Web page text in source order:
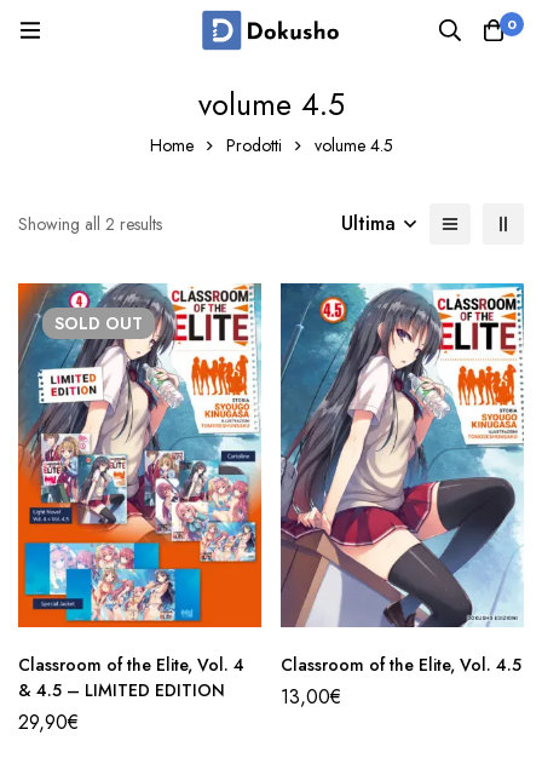
0
volume 4.5
Home Prodotti volume 4.5
Showing all 2 results Ultima
SOLD OUT
Classroom of the Elite, Vol. 4
& 4.5 – LIMITED EDITION
29,90€
Classroom of the Elite, Vol. 4.5
13,00€